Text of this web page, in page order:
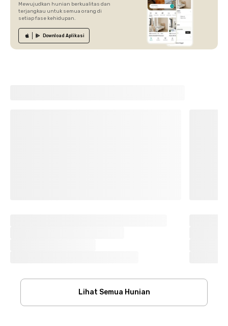
Mewujudkan hunian berkualitas dan
terjangkau untuk semua orang di
setiap fase kehidupan.
Download Aplikasi
Lihat Semua Hunian